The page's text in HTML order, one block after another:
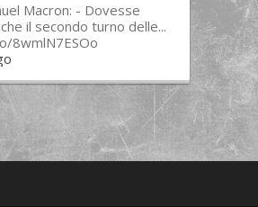
Macron: - Dovesse
il secondo turno delle...
8wmlN7ESOo